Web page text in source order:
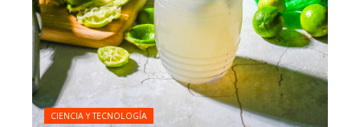
CIENCIA Y TECNOLOGÍA